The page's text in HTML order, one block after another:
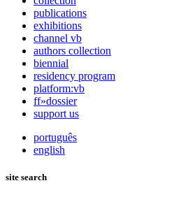
publications
exhibitions
channel vb
authors collection
biennial
residency program
platform:vb
ff»dossier
support us
português
english
site search